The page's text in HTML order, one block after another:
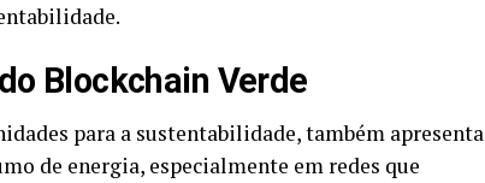
Blockchain Verde
para a sustentabilidade, também apresenta
de energia, especialmente em redes que